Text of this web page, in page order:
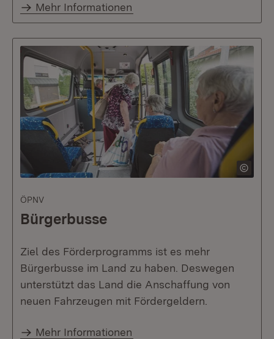
Mehr Informationen
ÖPNV
Bürgerbusse
Ziel des Förderprogramms ist es mehr
Bürgerbusse im Land zu haben. Deswegen
unterstützt das Land die Anschaffung von
neuen Fahrzeugen mit Fördergeldern.
Mehr Informationen